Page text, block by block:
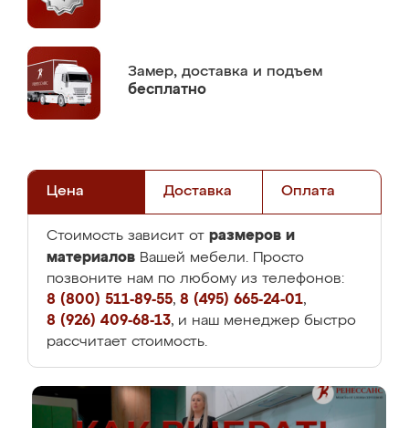
Замер, доставка и подъем
бесплатно
Цена Доставка Оплата
Стоимость зависит от размеров и
материалов Вашей мебели. Просто
позвоните нам по любому из телефонов:
8 (800) 511-89-55, 8 (495) 665-24-01,
8 (926) 409-68-13, и наш менеджер быстро
рассчитает стоимость.